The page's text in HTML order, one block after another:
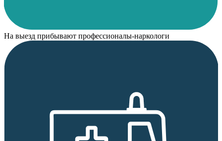
На выезд прибывают профессионалы-наркологи